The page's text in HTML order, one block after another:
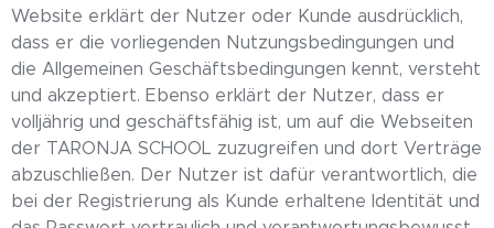
Website erklärt der Nutzer oder Kunde ausdrücklich,
dass er die vorliegenden Nutzungsbedingungen und
die Allgemeinen Geschäftsbedingungen kennt, versteht
und akzeptiert. Ebenso erklärt der Nutzer, dass er
volljährig und geschäftsfähig ist, um auf die Webseiten
der TARONJA SCHOOL zuzugreifen und dort Verträge
abzuschließen. Der Nutzer ist dafür verantwortlich, die
bei der Registrierung als Kunde erhaltene Identität und